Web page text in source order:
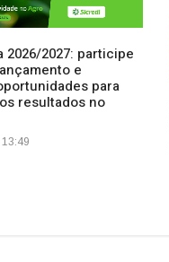
2026/2027: participe
e
para
resultados no